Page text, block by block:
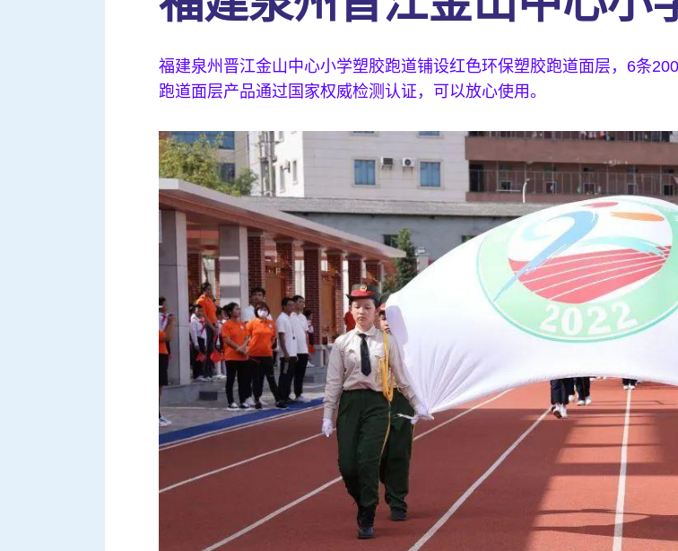
福建泉州晋江金山中心小学塑胶跑道铺设红色环保塑胶跑道面层，6条
跑道面层产品通过国家权威检测认证，可以放心使用。